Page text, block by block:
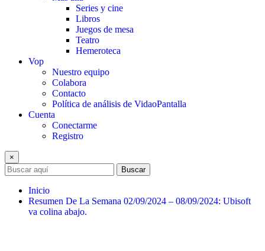
Series y cine
Libros
Juegos de mesa
Teatro
Hemeroteca
Vop
Nuestro equipo
Colabora
Contacto
Política de análisis de VidaoPantalla
Cuenta
Conectarme
Registro
×
Buscar
Inicio
Resumen De La Semana 02/09/2024 – 08/09/2024: Ubisoft
va colina abajo.